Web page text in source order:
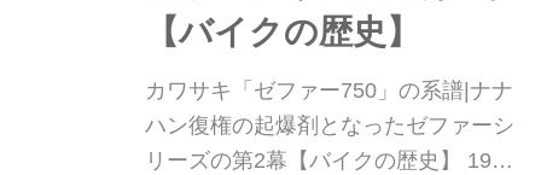
【バイクの歴史】
カワサキ「ゼファー750」の系譜|ナナ
ハン復権の起爆剤となったゼファーシ
リーズの第2幕【バイクの歴史】 1990